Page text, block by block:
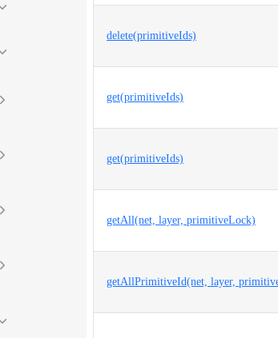
delete(primitiveIds)
get(primitiveIds)
get(primitiveIds)
getAll(net, layer, primitiveLock)
getAllPrimitiveId(net, layer,